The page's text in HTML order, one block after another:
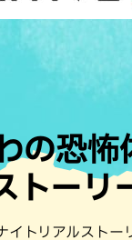
和食・日
アジア・エ
焼鳥・串
居酒屋・
グ
サウナ
沖縄の海
沖縄移
の恐
トー
イトリアルスト